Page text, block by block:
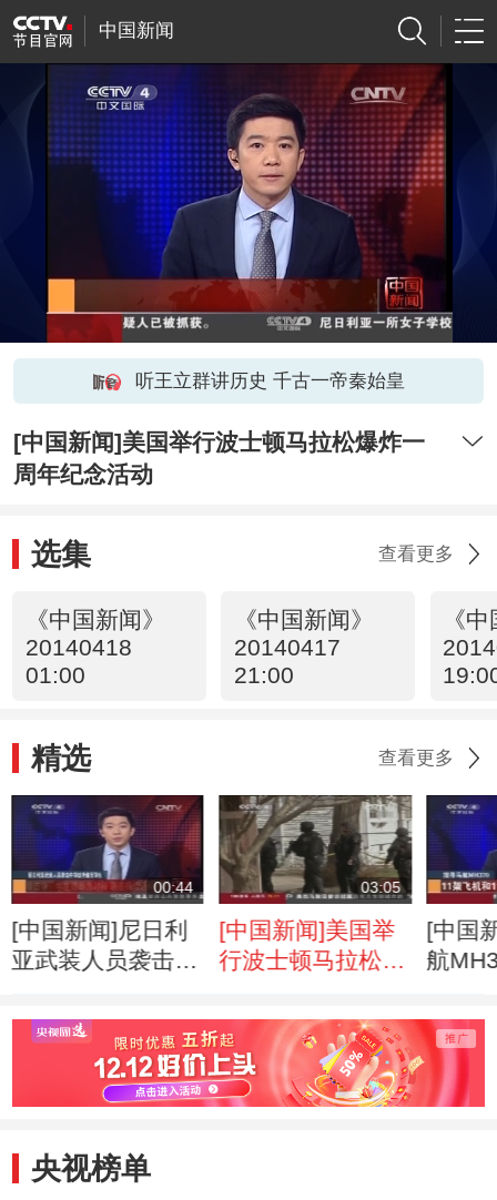
中国新闻
听王立群讲历史 千古一帝秦始皇
[中国新闻]美国举行波士顿马拉松爆炸一
周年纪念活动
选集 查看更多
《中国新闻》
20140418
01:00
《中国新闻》
20140417
21:00
《
精选 查看更多
00:44
[中国新闻]尼日利
亚武装人员袭击中
警方称将全力解救
遭劫持学生
03:05
[中国新闻]美国举
行波士顿马拉松爆
[中国
航
搜寻
央视榜单